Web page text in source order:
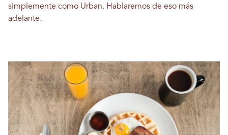
simplemente como Urban. Hablaremos de eso más
adelante.